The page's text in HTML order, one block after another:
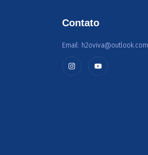
Contato
Email: h2oviva@outlook.com